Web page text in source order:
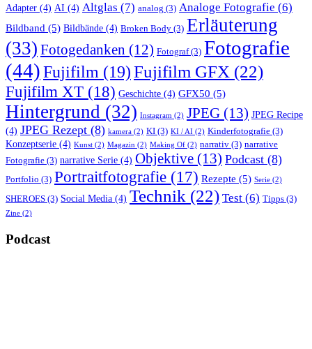
Adapter (4) AI (4) Altglas (7) analog (3) Analoge Fotografie (6)
Bildband (5) Bildbände (4) Broken Body (3) Erläuterung
(33) Fotogedanken (12) Fotograf(3) Fotografie
(44)Fujifilm (19)Fujifilm GFX (22)
Fujifilm XT (18) Geschichte (4) GFX50 (5)
Hintergrund (32) Instagram (2) JPEG (13) JPEG Recipe
(4) JPEG Rezept (8) kamera (2) KI (3) KI / AI (2) Kinderfotografie (3)
Konzeptserie (4) Kunst (2) Magazin (2) Making Of (2) narrativ (3) narrative
Fotografie (3) narrative Serie (4) Objektive (13) Podcast (8)
Portfolio (3) Portraitfotografie (17) Rezepte (5) Serie (2)
SHEROES (3) Social Media (4) Technik (22) Test (6) Tipps (3)
Zine (2)
Podcast